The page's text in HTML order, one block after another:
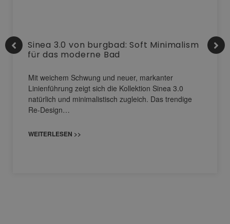
Sinea 3.0 von burgbad: Soft Minimalism
für das moderne Bad
Mit weichem Schwung und neuer, markanter
Linienführung zeigt sich die Kollektion Sinea 3.0
natürlich und minimalistisch zugleich. Das trendige
Re-Design…
WEITERLESEN >>